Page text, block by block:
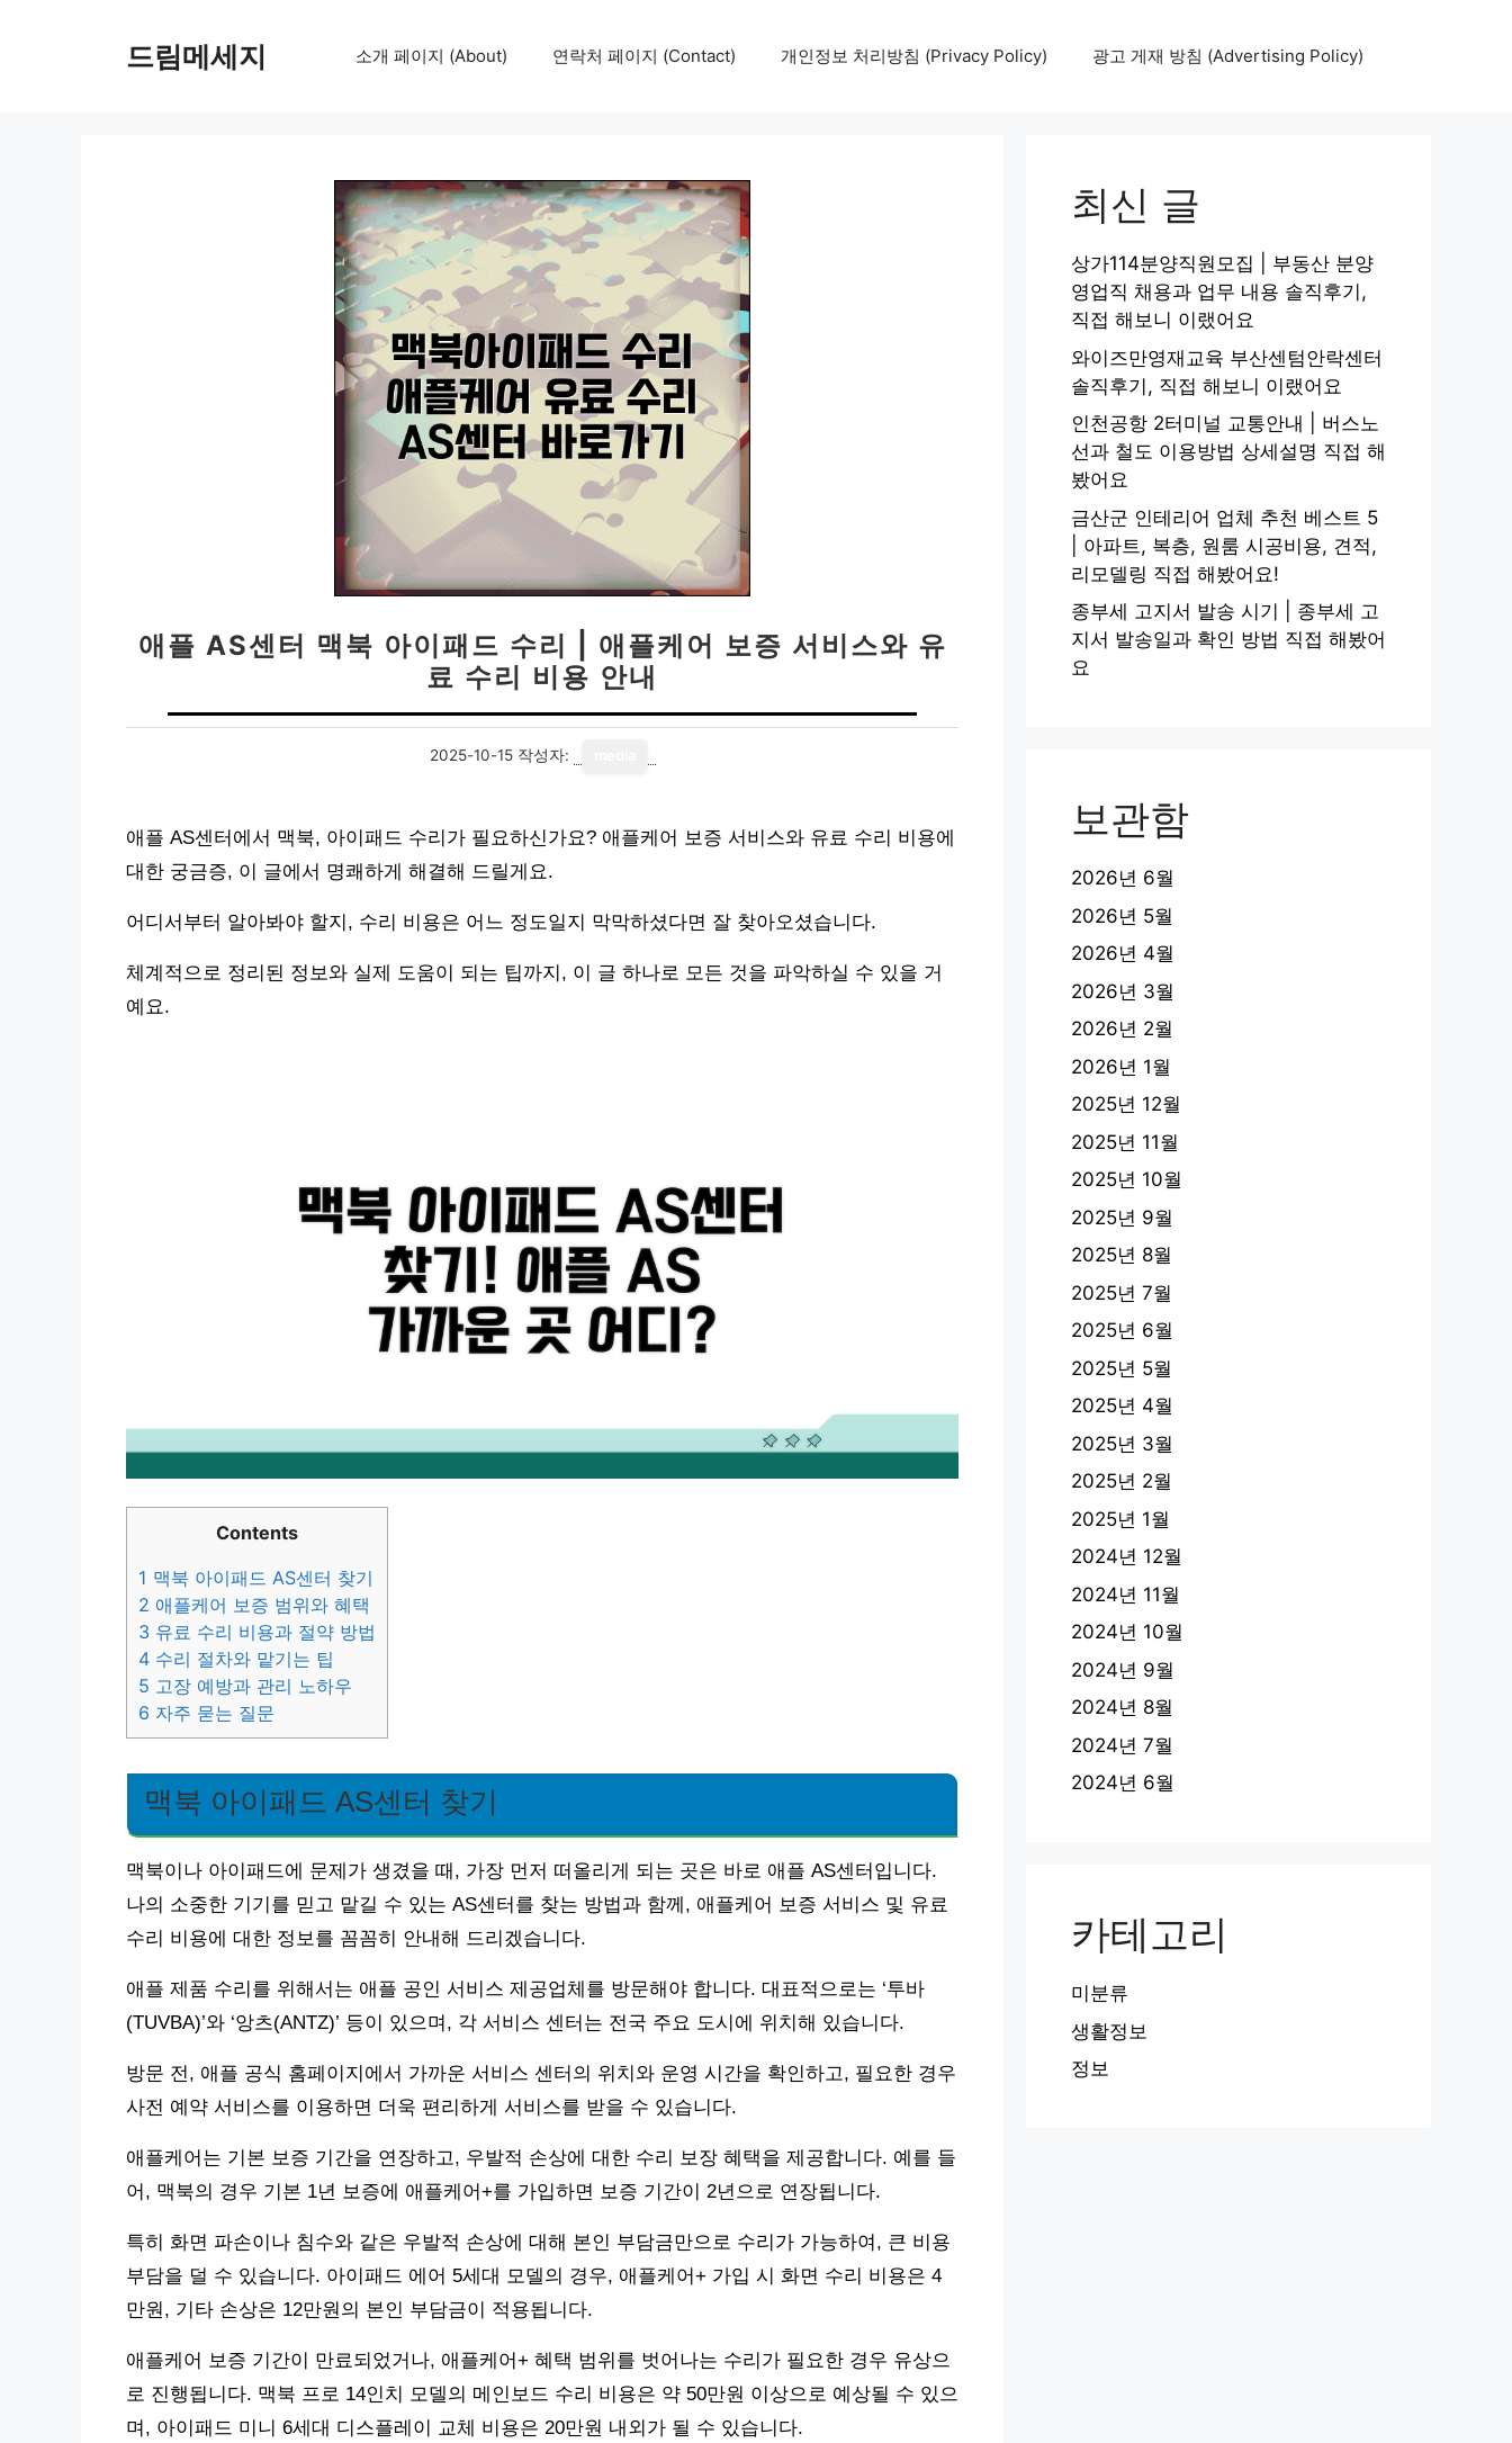
드림메세지 소개 페이지 (About) 연락처 페이지 (Contact) 개인정보 처리방침 (Privacy Policy) 광고 게재 방침 (Advertising Policy)
애플 AS센터 맥북 아이패드 수리 | 애플케어 보증 서비스와 유
료 수리 비용 안내
2025-10-15 작성자:
애플 AS센터에서 맥북, 아이패드 수리가 필요하신가요? 애플케어 보증 서비스와 유료 수리 비용에
대한 궁금증, 이 글에서 명쾌하게 해결해 드릴게요.
어디서부터 알아봐야 할지, 수리 비용은 어느 정도일지 막막하셨다면 잘 찾아오셨습니다.
체계적으로 정리된 정보와 실제 도움이 되는 팁까지, 이 글 하나로 모든 것을 파악하실 수 있을 거
예요.
Contents
1 맥북 아이패드 AS센터 찾기
2 애플케어 보증 범위와 혜택
3 유료 수리 비용과 절약 방법
4 수리 절차와 맡기는 팁
5 고장 예방과 관리 노하우
6 자주 묻는 질문
맥북 아이패드 AS센터 찾기
맥북이나 아이패드에 문제가 생겼을 때, 가장 먼저 떠올리게 되는 곳은 바로 애플 AS센터입니다.
나의 소중한 기기를 믿고 맡길 수 있는 AS센터를 찾는 방법과 함께, 애플케어 보증 서비스 및 유료
수리 비용에 대한 정보를 꼼꼼히 안내해 드리겠습니다.
애플 제품 수리를 위해서는 애플 공인 서비스 제공업체를 방문해야 합니다. 대표적으로는 ‘투바
(TUVBA)’와 ‘앙츠(ANTZ)’ 등이 있으며, 각 서비스 센터는 전국 주요 도시에 위치해 있습니다.
방문 전, 애플 공식 홈페이지에서 가까운 서비스 센터의 위치와 운영 시간을 확인하고, 필요한 경우
사전 예약 서비스를 이용하면 더욱 편리하게 서비스를 받을 수 있습니다.
애플케어는 기본 보증 기간을 연장하고, 우발적 손상에 대한 수리 보장 혜택을 제공합니다. 예를 들
어, 맥북의 경우 기본 1년 보증에 애플케어+를 가입하면 보증 기간이 2년으로 연장됩니다.
특히 화면 파손이나 침수와 같은 우발적 손상에 대해 본인 부담금만으로 수리가 가능하여, 큰 비용
부담을 덜 수 있습니다. 아이패드 에어 5세대 모델의 경우, 애플케어+ 가입 시 화면 수리 비용은 4
만원, 기타 손상은 12만원의 본인 부담금이 적용됩니다.
애플케어 보증 기간이 만료되었거나, 애플케어+ 혜택 범위를 벗어나는 수리가 필요한 경우 유상으
로 진행됩니다. 맥북 프로 14인치 모델의 메인보드 수리 비용은 약 50만원 이상으로 예상될 수 있으
며, 아이패드 미니 6세대 디스플레이 교체 비용은 20만원 내외가 될 수 있습니다.
최신 글
상가114분양직원모집 | 부동산 분양
영업직 채용과 업무 내용 솔직후기,
직접 해보니 이랬어요
와이즈만영재교육 부산센텀안락센터
솔직후기, 직접 해보니 이랬어요
인천공항 2터미널 교통안내 | 버스노
선과 철도 이용방법 상세설명 직접 해
봤어요
금산군 인테리어 업체 추천 베스트 5
| 아파트, 복층, 원룸 시공비용, 견적,
리모델링 직접 해봤어요!
종부세 고지서 발송 시기 | 종부세 고
지서 발송일과 확인 방법 직접 해봤어
요
보관함
2026년 6월
2026년 5월
2026년 4월
2026년 3월
2026년 2월
2026년 1월
2025년 12월
2025년 11월
2025년 10월
2025년 9월
2025년 8월
2025년 7월
2025년 6월
2025년 5월
2025년 4월
2025년 3월
2025년 2월
2025년 1월
2024년 12월
2024년 11월
2024년 10월
2024년 9월
2024년 8월
2024년 7월
2024년 6월
카테고리
미분류
생활정보
정보